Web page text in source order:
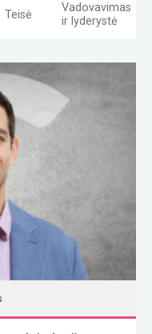
Teisė
Vadovavimas
ir lyderystė